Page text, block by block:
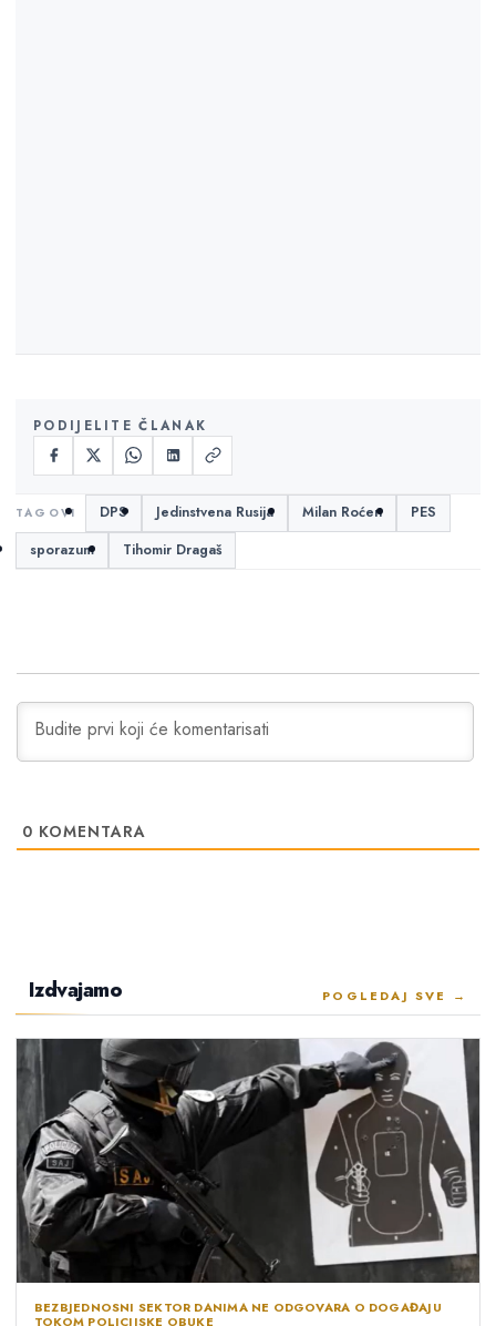
PODIJELITE ČLANAK
DPS Jedinstvena Rusija Milan Roćen
PES
sporazum
Tihomir Dragaš
0 KOMENTARA
Izdvajamo POGLEDAJ SVE →
BEZBJEDNOSNI SEKTOR DANIMA NE ODGOVARA O DOGAĐAJU
TOKOM POLICIJSKE OBUKE